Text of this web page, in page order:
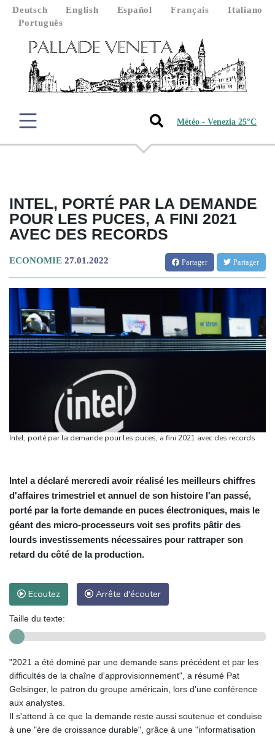
Deutsch English Español Français
Italiano
Português
Météo - Venezia 25°C
INTEL, PORTÉ PAR LA DEMANDE
POUR LES PUCES, A FINI 2021
AVEC DES RECORDS
ECONOMIE 27.01.2022 Partager Partager
Intel, porté par la demande pour les puces, a fini 2021 avec des records
Intel a déclaré mercredi avoir réalisé les meilleurs chiffres
d'affaires trimestriel et annuel de son histoire l'an passé,
porté par la forte demande en puces électroniques, mais le
géant des micro-processeurs voit ses profits pâtir des
lourds investissements nécessaires pour rattraper son
retard du côté de la production.
Ecoutez Arrête d'écouter
Taille du texte:
"2021 a été dominé par une demande sans précédent et par les
difficultés de la chaîne d'approvisionnement", a résumé Pat
Gelsinger, le patron du groupe américain, lors d'une conférence
aux analystes.
Il s'attend à ce que la demande reste aussi soutenue et conduise
à une "ère de croissance durable", grâce à une "informatisation